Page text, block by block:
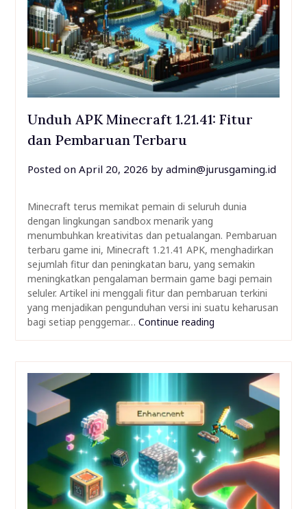
Unduh APK Minecraft 1.21.41: Fitur
dan Pembaruan Terbaru
Posted on April 20, 2026 by admin@jurusgaming.id
Minecraft terus memikat pemain di seluruh dunia
dengan lingkungan sandbox menarik yang
menumbuhkan kreativitas dan petualangan. Pembaruan
terbaru game ini, Minecraft 1.21.41 APK, menghadirkan
sejumlah fitur dan peningkatan baru, yang semakin
meningkatkan pengalaman bermain game bagi pemain
seluler. Artikel ini menggali fitur dan pembaruan terkini
yang menjadikan pengunduhan versi ini suatu keharusan
bagi setiap penggemar… Continue reading